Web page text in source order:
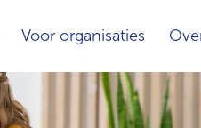
Voor organisaties